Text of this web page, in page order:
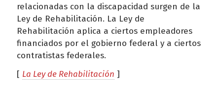
relacionadas con la discapacidad surgen de la
Ley de Rehabilitación. La Ley de
Rehabilitación aplica a ciertos empleadores
financiados por el gobierno federal y a ciertos
contratistas federales.
[ La Ley de Rehabilitación ]